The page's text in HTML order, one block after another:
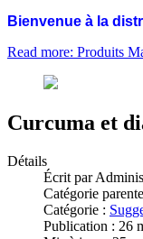
Bienvenue à la
Read more: Produits
Curcuma et
Détails
Écrit par
Catégorie
Catégorie :
Publication : 26